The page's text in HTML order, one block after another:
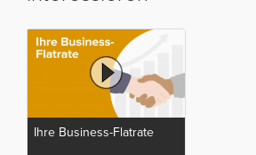
Ihre Business-Flatrate